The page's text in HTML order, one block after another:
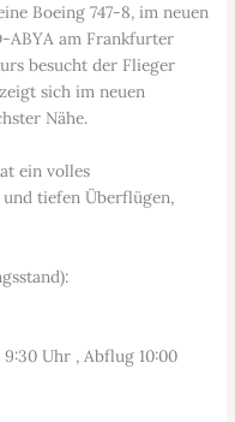
Boeing 747-8, im neuen
ABYA am Frankfurter
besucht der Flieger
sich im neuen
Nähe.
ein volles
tiefen Überflügen,
Uhr , Abflug 10:00